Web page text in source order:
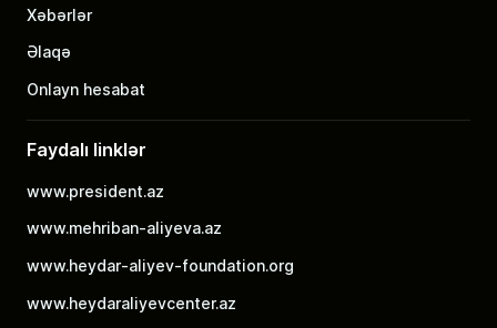
Xəbərlər
Əlaqə
Onlayn hesabat
Faydalı linklər
www.president.az
www.mehriban-aliyeva.az
www.heydar-aliyev-foundation.org
www.heydaraliyevcenter.az